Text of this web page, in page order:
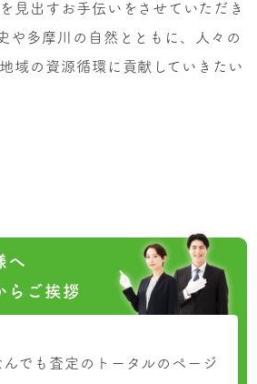
見出すお手伝いをさせていただき
や多摩川の自然とともに、人々の
域の資源循環に貢献していきたい
へ
らご挨拶
でも査定のトータルのページ